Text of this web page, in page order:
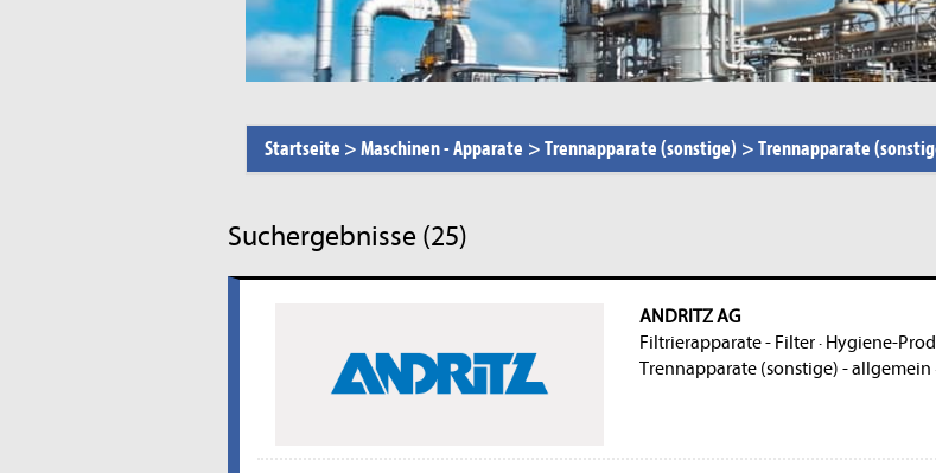
Startseite >Maschinen - Apparate >Trennapparate (sonstige) >Trennapparate
Suchergebnisse (25)
ANDRITZ AG
Filtrierapparate - Filter· Hygiene-
Trennapparate (sonstige) - allgemein